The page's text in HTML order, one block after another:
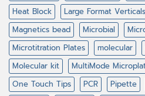
Heat Block
Large Format Verticals
Magnetics bead
Microbial
Microtitration Plates
molecular
Molecular kit
MultiMode
One Touch Tips
PCR Pipette